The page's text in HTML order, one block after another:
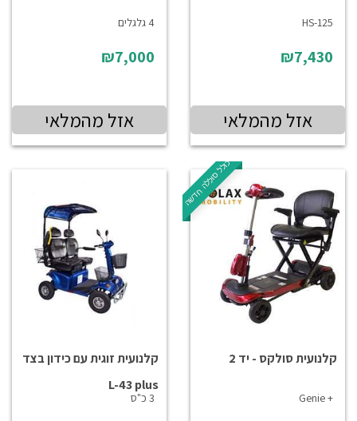
HS-125
₪7,430
אזל מהמלאי
4 גלגלים
₪7,000
אזל מהמלאי
כולל סוללה חדשה
קלנועית סולקס - יד 2
+ Genie
קלנועית זוגית עם כידון בצד
L-43 plus
3 כ"ס